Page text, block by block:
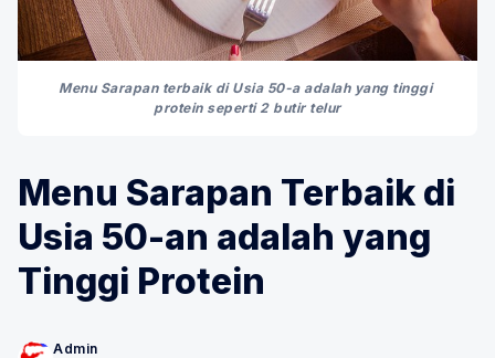
Menu Sarapan terbaik di Usia 50-a adalah yang tinggi
protein seperti 2 butir telur
Menu Sarapan Terbaik di
Usia 50-an adalah yang
Tinggi Protein
Admin